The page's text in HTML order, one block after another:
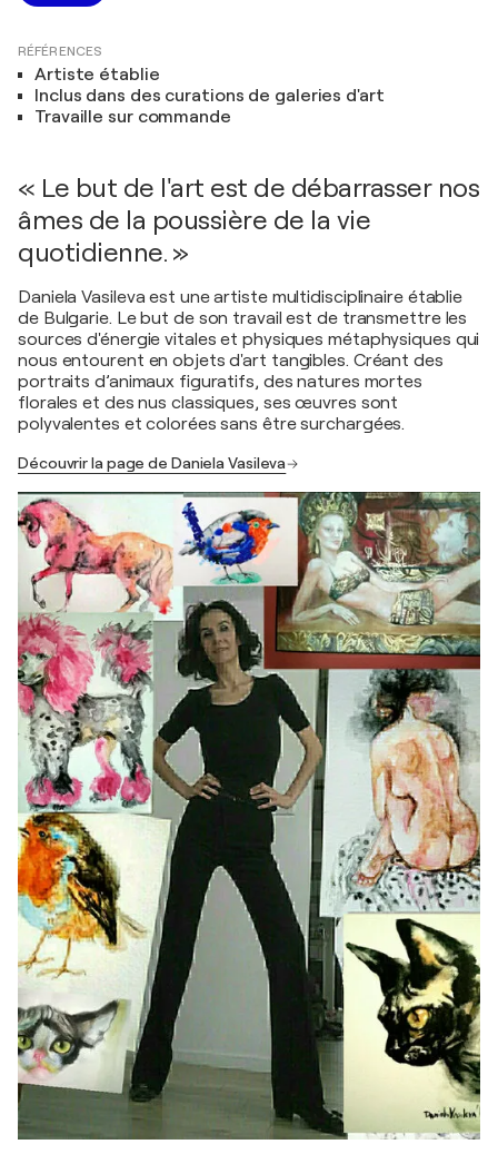
RÉFÉRENCES
Artiste établie
Inclus dans des curations de galeries d'art
Travaille sur commande
« Le but de l'art est de débarrasser nos
âmes de la poussière de la vie
quotidienne. »
Daniela Vasileva est une artiste multidisciplinaire établie
de Bulgarie. Le but de son travail est de transmettre les
sources d'énergie vitales et physiques métaphysiques qui
nous entourent en objets d'art tangibles. Créant des
portraits d’animaux figuratifs, des natures mortes
florales et des nus classiques, ses œuvres sont
polyvalentes et colorées sans être surchargées.
Découvrir la page de Daniela Vasileva